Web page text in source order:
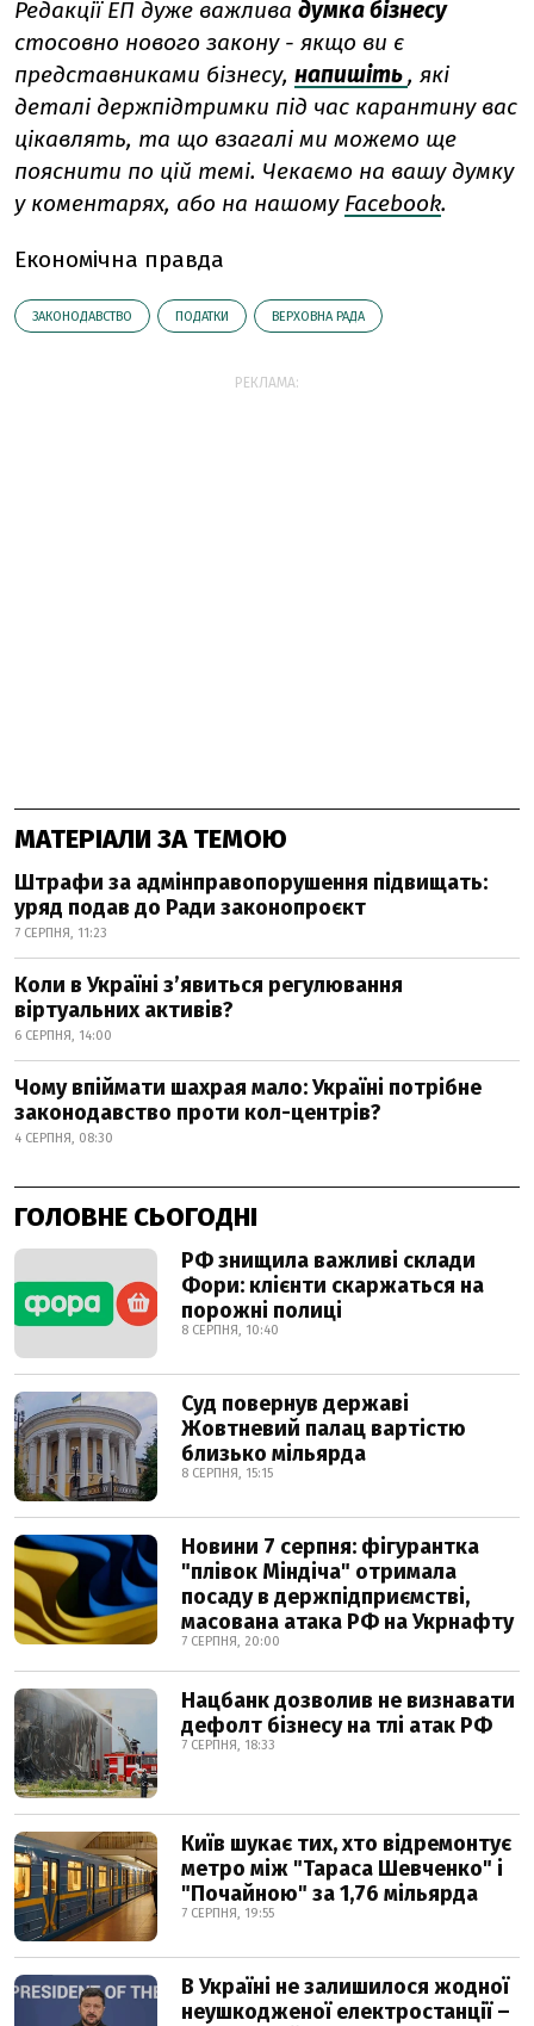
Редакції ЕП дуже важлива думка бізнесу
стосовно нового закону - якщо ви є
представниками бізнесу, напишіть, які
деталі держпідтримки під час карантину вас
цікавлять, та що взагалі ми можемо ще
пояснити по цій темі. Чекаємо на вашу думку
у коментарях, або на нашому Facebook.
Економічна правда
ЗАКОНОДАВСТВО ПОДАТКИ ВЕРХОВНА РАДА
РЕКЛАМА:
МАТЕРІАЛИ ЗА ТЕМОЮ
Штрафи за адмінправопорушення підвищать:
уряд подав до Ради законопроєкт
7 СЕРПНЯ, 11:23
Коли в Україні з’явиться регулювання
віртуальних активів?
6 СЕРПНЯ, 14:00
Чому впіймати шахрая мало: Україні потрібне
законодавство проти кол-центрів?
4 СЕРПНЯ, 08:30
ГОЛОВНЕ СЬОГОДНІ
РФ знищила важливі склади
Фори: клієнти скаржаться на
порожні полиці
8 СЕРПНЯ, 10:40
Суд повернув державі
Жовтневий палац вартістю
близько мільярда
8 СЕРПНЯ, 15:15
Новини 7 серпня: фігурантка
"плівок Міндіча" отримала
посаду в держпідприємстві,
масована атака РФ на Укрнафту
7 СЕРПНЯ, 20:00
Нацбанк дозволив не визнавати
дефолт бізнесу на тлі атак РФ
7 СЕРПНЯ, 18:33
Київ шукає тих, хто відремонтує
метро між "Тараса Шевченко" і
"Почайною" за 1,76 мільярда
7 СЕРПНЯ, 19:55
В Україні не залишилося жодної
неушкодженої електростанції –